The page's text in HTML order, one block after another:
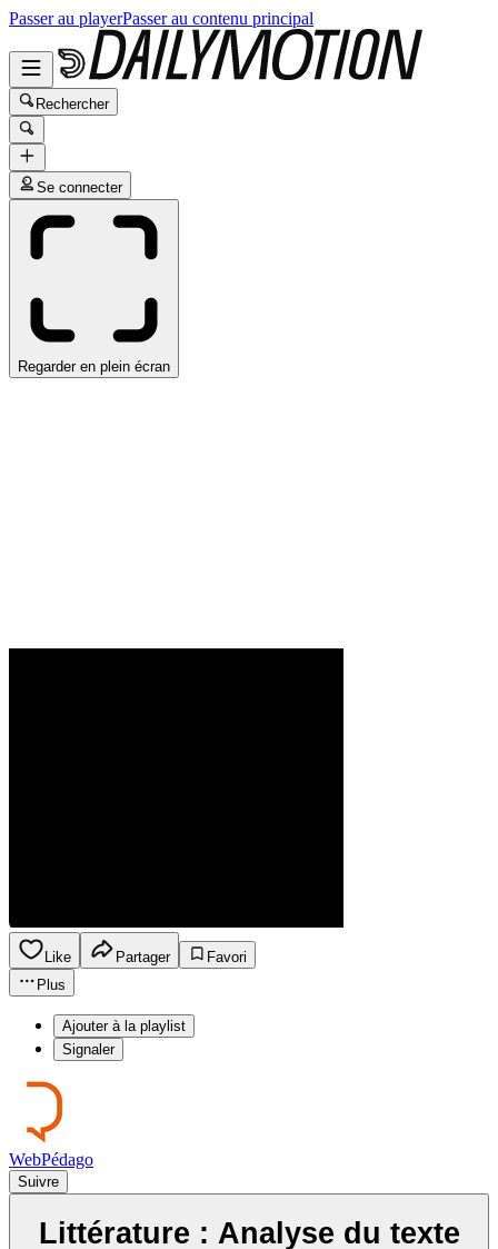
Passer au playerPasser au contenu principal
Rechercher
Se connecter
Regarder en plein écran
Like Partager
Favori
Plus
Ajouter à la playlist
Signaler
WebPédago
Suivre
Littérature : Analyse du texte